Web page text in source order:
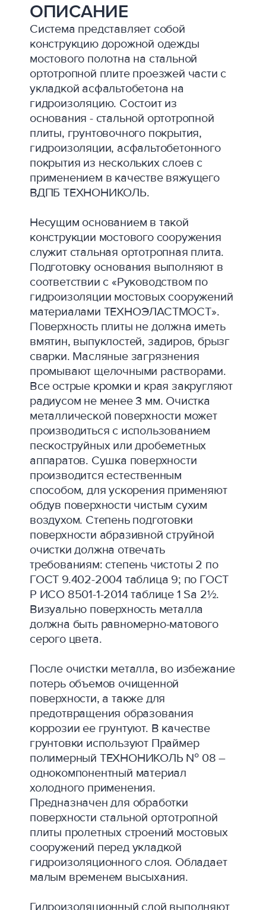
ОПИСАНИЕ
Система представляет собой
конструкцию дорожной одежды
мостового полотна на стальной
ортотропной плите проезжей части с
укладкой асфальтобетона на
гидроизоляцию. Состоит из
основания - стальной ортотропной
плиты, грунтовочного покрытия,
гидроизоляции, асфальтобетонного
покрытия из нескольких слоев с
применением в качестве вяжущего
ВДПБ ТЕХНОНИКОЛЬ.
Несущим основанием в такой
конструкции мостового сооружения
служит стальная ортотропная плита.
Подготовку основания выполняют в
соответствии с «Руководством по
гидроизоляции мостовых сооружений
материалами ТЕХНОЭЛАСТМОСТ».
Поверхность плиты не должна иметь
вмятин, выпуклостей, задиров, брызг
сварки. Масляные загрязнения
промывают щелочными растворами.
Все острые кромки и края закругляют
радиусом не менее 3 мм. Очистка
металлической поверхности может
производиться с использованием
пескоструйных или дробеметных
аппаратов. Сушка поверхности
производится естественным
способом, для ускорения применяют
обдув поверхности чистым сухим
воздухом. Степень подготовки
поверхности абразивной струйной
очистки должна отвечать
требованиям: степень чистоты 2 по
ГОСТ 9.402-2004 таблица 9; по ГОСТ
Р ИСО 8501-1-2014 таблице 1 Sa 2½.
Визуально поверхность металла
должна быть равномерно-матового
серого цвета.
После очистки металла, во избежание
потерь объемов очищенной
поверхности, а также для
предотвращения образования
коррозии ее грунтуют. В качестве
грунтовки используют Праймер
полимерный ТЕХНОНИКОЛЬ № 08 –
однокомпонентный материал
холодного применения.
Предназначен для обработки
поверхности стальной ортотропной
плиты пролетных строений мостовых
сооружений перед укладкой
гидроизоляционного слоя. Обладает
малым временем высыхания.
Гидроизоляционный слой выполняют